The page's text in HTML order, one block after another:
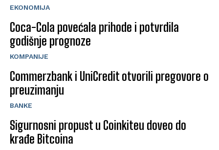
EKONOMIJA
Coca-Cola povećala prihode i potvrdila
godišnje prognoze
KOMPANIJE
Commerzbank i UniCredit otvorili pregovore o
preuzimanju
BANKE
Sigurnosni propust u Coinkiteu doveo do
krađe Bitcoina